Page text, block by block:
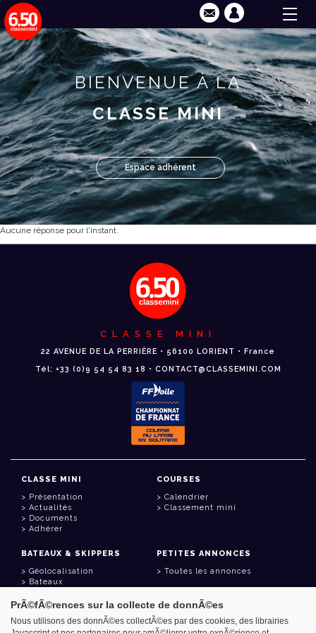
BIENVENUE À LA
CLASSE MINI
Espace adhérent
Aucune réponse pour l'instant.
CLASSE MINI
22 AVENUE DE LA PERRIÈRE • 56100 LORIENT • France
Tél: +33 (0)9 54 54 83 18 • CONTACT@CLASSEMINI.COM
CLASSE MINI
Présentation
Actualités
Documents
Adhérer
COURSES
Calendrier
Classement mini
BATEAUX & SKIPPERS
Géolocalisation
Bateaux
PETITES ANNONCES
Toutes les annonces
LIENS UTILES
PrÃ©fÃ©rences sur la collecte de donnÃ©es
Nous utilisons des donnÃ©es collectÃ©es par des cookies, des librairies